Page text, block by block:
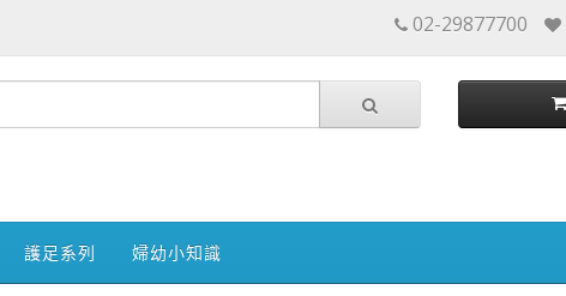
02-29877700
護足系列 婦幼小知識